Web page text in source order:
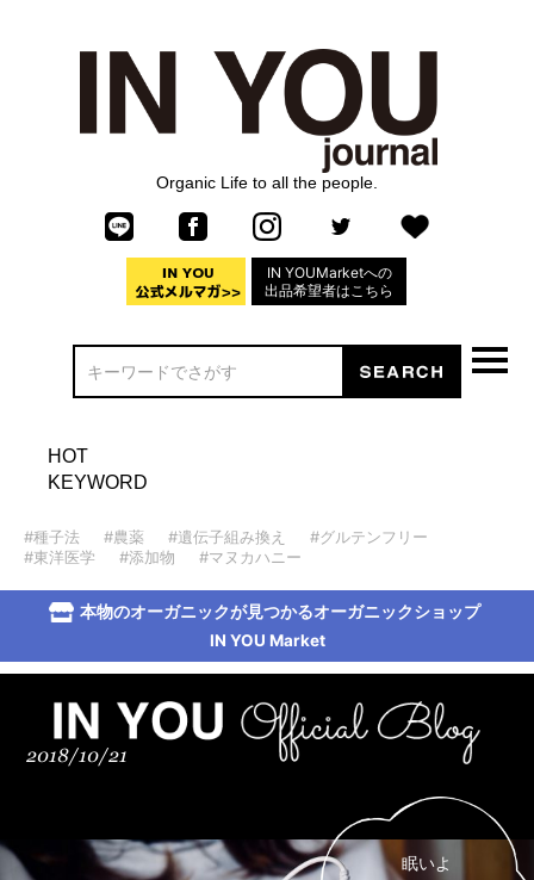
Organic Life to all the people.
IN YOUMarketへの
出品希望者はこちら
HOT
KEYWORD
#種子法 #農薬 #遺伝子組み換え
#グルテンフリー
#東洋医学
#添加物 #マヌカハニー
本物のオーガニックが見つかるオーガニックショップ
IN YOU Market
2018/10/21
眠いよ